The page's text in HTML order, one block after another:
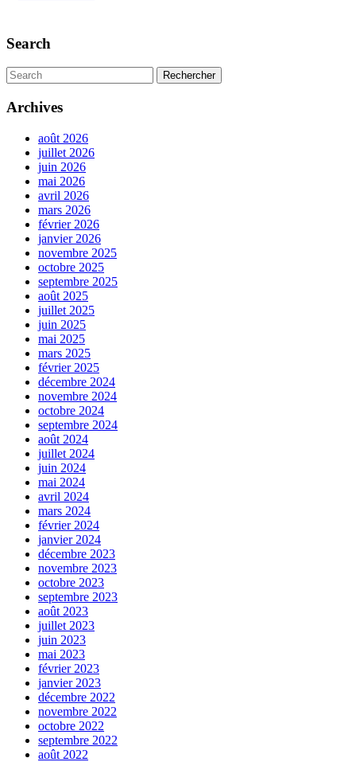
Search
Search
for:
Archives
août 2026
juillet 2026
juin 2026
mai 2026
avril 2026
mars 2026
février 2026
janvier 2026
novembre 2025
octobre 2025
septembre 2025
août 2025
juillet 2025
juin 2025
mai 2025
mars 2025
février 2025
décembre 2024
novembre 2024
octobre 2024
septembre 2024
août 2024
juillet 2024
juin 2024
mai 2024
avril 2024
mars 2024
février 2024
janvier 2024
décembre 2023
novembre 2023
octobre 2023
septembre 2023
août 2023
juillet 2023
juin 2023
mai 2023
février 2023
janvier 2023
décembre 2022
novembre 2022
octobre 2022
septembre 2022
août 2022